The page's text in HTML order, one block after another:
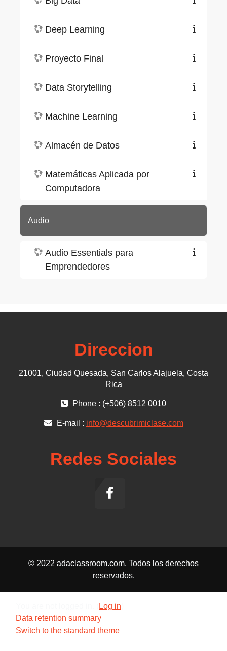
Deep Learning
Proyecto Final
Data Storytelling
Machine Learning
Almacén de Datos
Matemáticas Aplicada por
Computadora
Audio
Audio Essentials para
Emprendedores
Direccion
21001, Ciudad Quesada, San Carlos Alajuela, Costa
Rica
Phone : (+506) 8512 0010
E-mail : info@descubrimiclase.com
Redes Sociales
© 2022 adaclassroom.com. Todos los derechos
reservados.
Log in
Data retention summary
Switch to the standard theme